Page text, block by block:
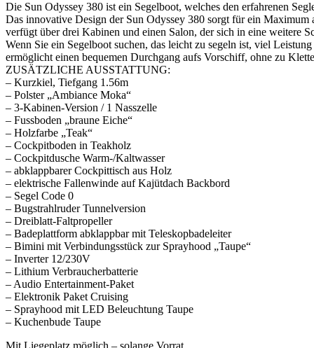
Die Sun Odyssey 380 ist ein Segelboot, welches den erfahrenen
Das innovative Design der Sun Odyssey 380 sorgt für ein
verfügt über drei Kabinen und einen Salon, der sich in eine weitere
Wenn Sie ein Segelboot suchen, das leicht zu segeln ist, viel
ermöglicht einen bequemen Durchgang aufs Vorschiff, ohne zu
ZUSÄTZLICHE AUSSTATTUNG:
– Kurzkiel, Tiefgang 1.56m
– Polster „Ambiance Moka“
– 3-Kabinen-Version / 1 Nasszelle
– Fussboden „braune Eiche“
– Holzfarbe „Teak“
– Cockpitboden in Teakholz
– Cockpitdusche Warm-/Kaltwasser
– abklappbarer Cockpittisch aus Holz
– elektrische Fallenwinde auf Kajütdach Backbord
– Segel Code 0
– Bugstrahlruder Tunnelversion
– Dreiblatt-Faltpropeller
– Badeplattform abklappbar mit Teleskopbadeleiter
– Bimini mit Verbindungsstück zur Sprayhood „Taupe“
– Inverter 12/230V
– Lithium Verbraucherbatterie
– Audio Entertainment-Paket
– Elektronik Paket Cruising
– Sprayhood mit LED Beleuchtung Taupe
– Kuchenbude Taupe